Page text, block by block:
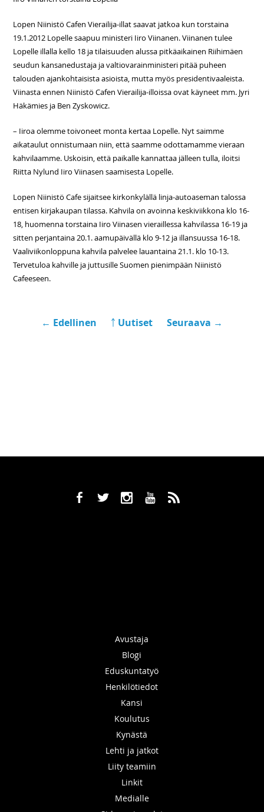
Lopen Niinistö Cafen Vierailija-illat saavat jatkoa kun torstaina
19.1.2012 Lopelle saapuu ministeri Iiro Viinanen. Viinanen tulee
Lopelle illalla kello 18 ja tilaisuuden alussa pitkäaikainen Riihimäen
seudun kansanedustaja ja valtiovarainministeri pitää puheen
talouden ajankohtaisista asioista, mutta myös presidentivaaleista.
Viinasta ennen Niinistö Cafen Vierailija-illoissa ovat käyneet mm. Jyri
Häkämies ja Ben Zyskowicz.
– Iiroa olemme toivoneet monta kertaa Lopelle. Nyt saimme
aikataulut onnistumaan niin, että saamme odottamamme vieraan
kahvilaamme. Uskoisin, että paikalle kannattaa jälleen tulla, iloitsi
Riitta Nylund Iiro Viinasen saamisesta Lopelle.
Lopen Niinistö Cafe sijaitsee kirkonkylällä linja-autoaseman talossa
entisen kirjakaupan tilassa. Kahvila on avoinna keskiviikkona klo 16-
18, huomenna torstaina Iiro Viinasen vieraillessa kahvilassa 16-19 ja
sitten perjantaina 20.1. aamupäivällä klo 9-12 ja illansuussa 16-18.
Vaaliviikonloppuna kahvila palvelee lauantaina 21.1. klo 10-13.
Tervetuloa kahville ja juttusille Suomen pienimpään Niinistö
Cafeeseen.
← Edellinen ￪ Uutiset Seuraava →
b a x r ,
Avustaja
Blogi
Eduskuntatyö
Henkilötiedot
Kansi
Koulutus
Kynästä
Lehti ja jatkot
Liity teamiin
Linkit
Medialle